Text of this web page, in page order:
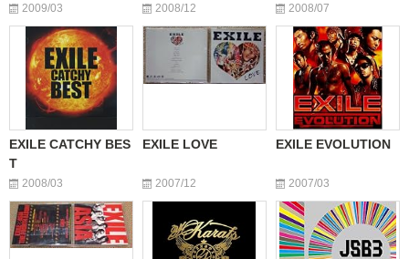
2009/03 2008/12 2008/07
EXILE CATCHY BES
T
2008/03
EXILE LOVE
2007/12
EXILE EVOLUTION
2007/03